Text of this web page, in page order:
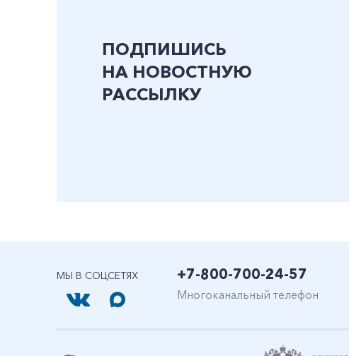
ПОДПИШИСЬ
НА НОВОСТНУЮ
РАССЫЛКУ
МЫ В СОЦСЕТЯХ +7-800-700-24-57
Многоканальный телефон